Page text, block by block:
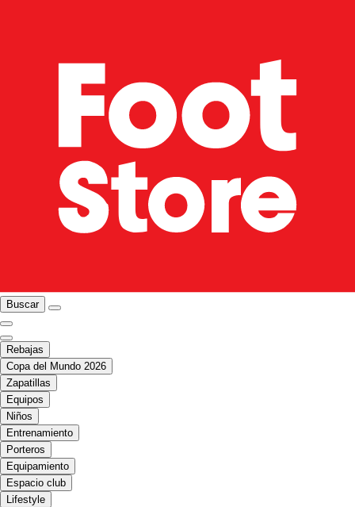
Buscar
Rebajas
Copa del Mundo 2026
Zapatillas
Equipos
Niños
Entrenamiento
Porteros
Equipamiento
Espacio club
Lifestyle